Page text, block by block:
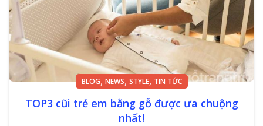
BLOG, NEWS, STYLE, TIN TỨC
TOP3 cũi trẻ em bằng gỗ được ưa chuộng
nhất!